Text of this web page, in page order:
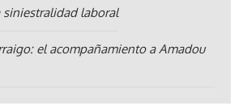
laboral
el acompañamiento a Amadou